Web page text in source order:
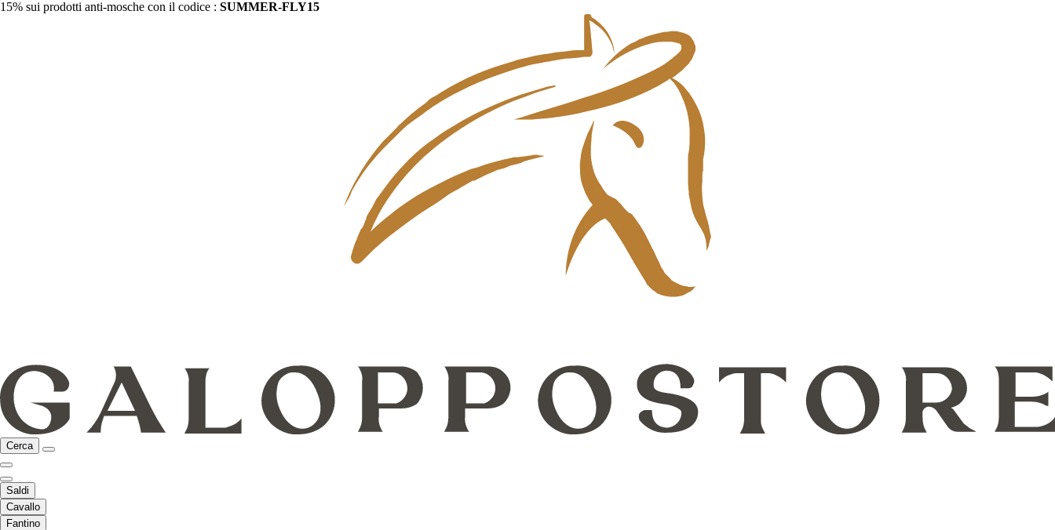
15% sui prodotti anti-mosche con il codice : SUMMER-FLY15
Cerca
Saldi
Cavallo
Fantino